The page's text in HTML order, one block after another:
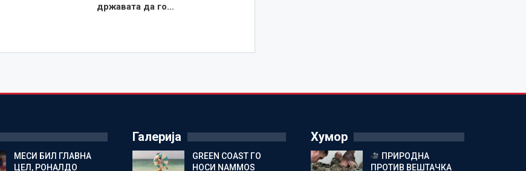
државата да го…
МЕСИ БИЛ ГЛАВНА
ЦЕЛ, РОНАЛДО
Галерија
GREEN COAST ГО
НОСИ NAMMOS
Хумор
ПРИРОДНА
ПРОТИВ ВЕШТАЧКА